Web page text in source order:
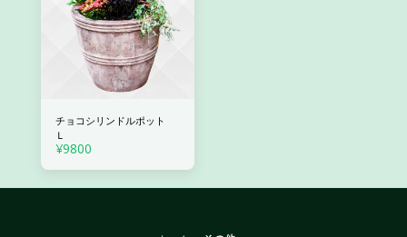
チョコシリンドルポット
Ｌ
¥9800